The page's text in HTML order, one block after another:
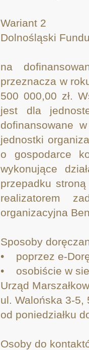
Wariant 2
Dolnośląski
na
przeznacza w
500 000,00 zł.
jest dla
dofinansowane
jednostki
o gospodarce
wykonujące
przepadku
realizatorem
organizacyjna
Sposoby
• poprzez e-
• osobiście w
Urząd
ul. Walońska 3-5,
od poniedziałku
Osoby do